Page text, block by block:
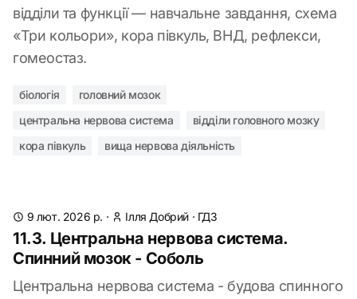
відділи та функції — навчальне завдання, схема
«Три кольори», кора півкуль, ВНД, рефлекси,
гомеостаз.
біологія
головний мозок
центральна нервова система
відділи головного мозку
кора півкуль
вища нервова діяльність
9 лют. 2026 р. · Ілля Добрий · ГДЗ
11.3. Центральна нервова система.
Спинний мозок - Соболь
Центральна нервова система - будова спинного